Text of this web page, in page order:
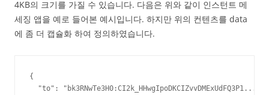
4KB의 크기를 가질 수 있습니다. 다음은 위와 같이 인스턴트 메
세징 앱을 예로 들어본 예시입니다. 하지만 위의 컨텐츠를 data
에 좀 더 캡슐화 하여 정의하였습니다.
{
  "to": "bk3RNwTe3H0:CI2k_HHwgIpoDKCIZvvDMExUdFQ3P1...",